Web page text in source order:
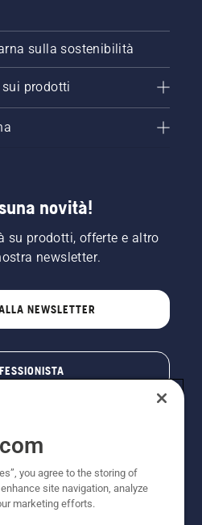
sulla sostenibilità
prodotti
novità!
su prodotti, offerte e altro
newsletter.
NEWSLETTER
you agree to the storing of
site navigation, analyze
marketing efforts.